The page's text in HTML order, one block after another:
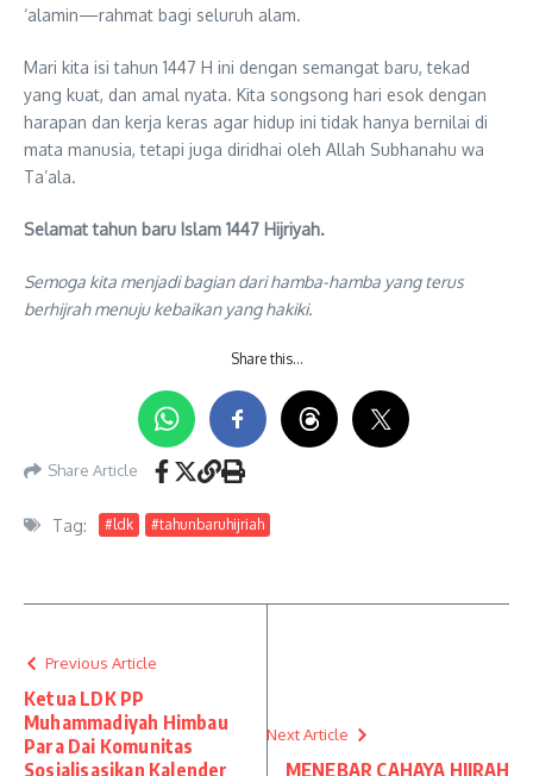
‘alamin—rahmat bagi seluruh alam.
Mari kita isi tahun 1447 H ini dengan semangat baru, tekad
yang kuat, dan amal nyata. Kita songsong hari esok dengan
harapan dan kerja keras agar hidup ini tidak hanya bernilai di
mata manusia, tetapi juga diridhai oleh Allah Subhanahu wa
Ta’ala.
Selamat tahun baru Islam 1447 Hijriyah.
Semoga kita menjadi bagian dari hamba-hamba yang terus
berhijrah menuju kebaikan yang hakiki.
Share this…
Share Article
Tag: #ldk #tahunbaruhijriah
Previous Article
Ketua LDK PP
Muhammadiyah Himbau
Para Dai Komunitas
Sosialisasikan Kalender
Next Article
MENEBAR CAHAYA HIJRAH